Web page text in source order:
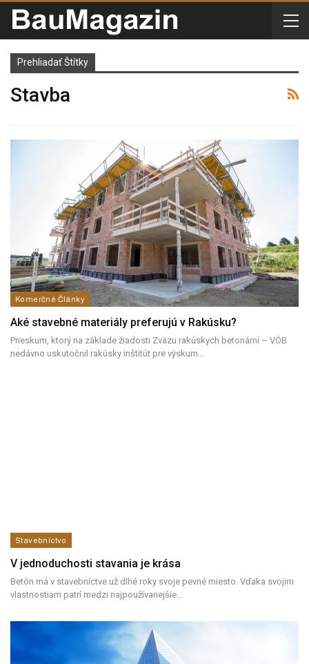
Prehliadať Štítky
Stavba
Komerčné Články
Aké stavebné materiály preferujú v Rakúsku?
Prieskum, ktorý na základe žiadosti Zväzu rakúskych betonární – VÖB
nedávno uskutočnil rakúsky inštitút pre výskum…
Stavebníctvo
V jednoduchosti stavania je krása
Betón má v stavebníctve už dlhé roky svoje pevné miesto. Vďaka svojim
vlastnostiam patrí medzi najpoužívanejšie